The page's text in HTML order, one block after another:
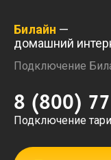
Билайн —
домашний
Подключение
8 (800)
Подключение